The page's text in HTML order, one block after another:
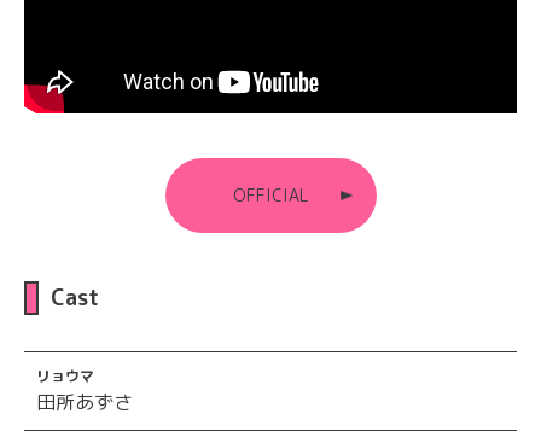
OFFICIAL
Cast
リョウマ
田所あずさ